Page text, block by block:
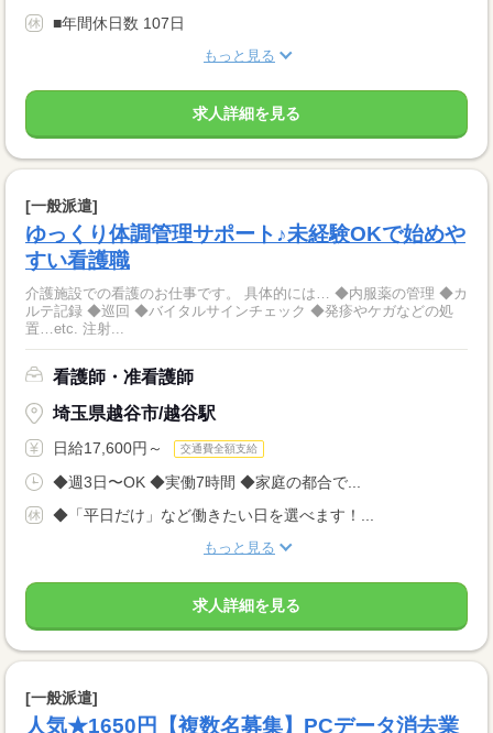
■年間休日数 107日
もっと見る
求人詳細を見る
[一般派遣]
ゆっくり体調管理サポート♪未経験OKで始めや
すい看護職
介護施設での看護のお仕事です。 具体的には… ◆内服薬の管理 ◆カ
ルテ記録 ◆巡回 ◆バイタルサインチェック ◆発疹やケガなどの処
置…etc. 注射...
看護師・准看護師
埼玉県越谷市/越谷駅
日給17,600円～ 交通費全額支給
◆週3日〜OK ◆実働7時間 ◆家庭の都合で...
◆「平日だけ」など働きたい日を選べます！...
もっと見る
求人詳細を見る
[一般派遣]
人気★1650円【複数名募集】PCデータ消去業